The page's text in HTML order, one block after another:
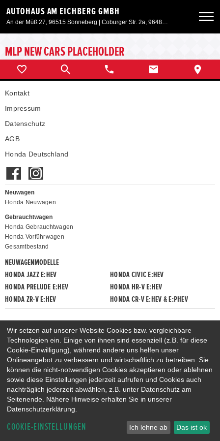
AUTOHAUS AM EICHBERG GMBH
An der Müß 27, 96515 Sonneberg | Coburger Str. 2a, 96487 Dörfles-Esbach
Neuwagen
Gebrauchtwagen
Angebote
Service & Zubehör
Unser Autohaus
MLP NEW CARS PLACEHOLDER
Kontakt
Impressum
Datenschutz
AGB
Honda Deutschland
Neuwagen
Honda Neuwagen
Gebrauchtwagen
Honda Gebrauchtwagen
Honda Vorführwagen
Gesamtbestand
NEUWAGENMODELLE
HONDA JAZZ E:HEV
HONDA CIVIC E:HEV
HONDA PRELUDE E:HEV
HONDA HR-V E:HEV
HONDA ZR-V E:HEV
HONDA CR-V E:HEV & E:PHEV
Wir setzen auf unserer Website Cookies bzw. vergleichbare
Technologien ein. Einige von ihnen sind essenziell (z.B. für diese
Cookie-Einwilligung), während andere uns helfen unser
Onlineangebot zu verbessern und wirtschaftlich zu betreiben. Sie
können die nicht-notwendigen Cookies akzeptieren oder ablehnen
sowie diese Einstellungen jederzeit aufrufen und Cookies auch
nachträglich jederzeit abwählen, z.B. unter Datenschutz am
Seitenende. Nähere Hinweise erhalten Sie in unserer
Datenschutzerklärung.
COOKIE-EINSTELLUNGEN Ich lehne ab Das ist ok